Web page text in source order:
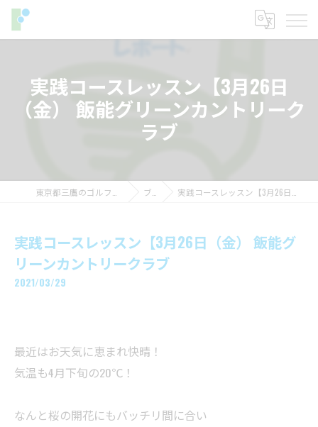
実践コースレッスン【3月26日
（金） 飯能グリーンカントリーク
ラブ
ブログ 実践コースレッスン【3月26日（金） 飯能グリーンカントリークラブ
実践コースレッスン【3月26日（金） 飯能グ
リーンカントリークラブ
2021/03/29
最近はお天気に恵まれ快晴！
気温も4月下旬の20℃！
なんと桜の開花にもバッチリ間に合い